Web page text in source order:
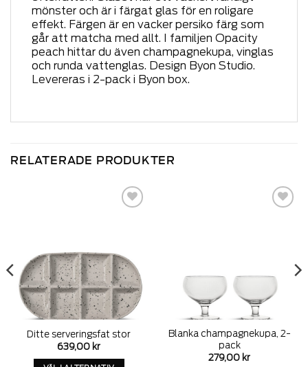
mönster och är i färgat glas för en roligare
effekt. Färgen är en vacker persiko färg som
går att matcha med allt. I familjen Opacity
peach hittar du även champagnekupa, vinglas
och runda vattenglas. Design Byon Studio.
Levereras i 2-pack i Byon box.
RELATERADE PRODUKTER
Ditte serveringsfat stor
639,00 kr
Blanka champagnekupa, 2-
pack
279,00 kr